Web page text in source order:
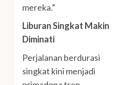
mereka.”
Liburan Singkat Makin
Diminati
Perjalanan berdurasi
singkat kini menjadi